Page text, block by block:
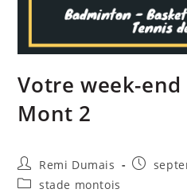
Votre week-end
Mont 2
Remi Dumais
stade montois